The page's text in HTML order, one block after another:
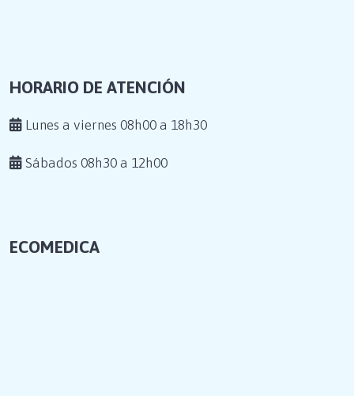
HORARIO DE ATENCIÓN
Lunes a viernes 08h00 a 18h30
Sábados 08h30 a 12h00
ECOMEDICA